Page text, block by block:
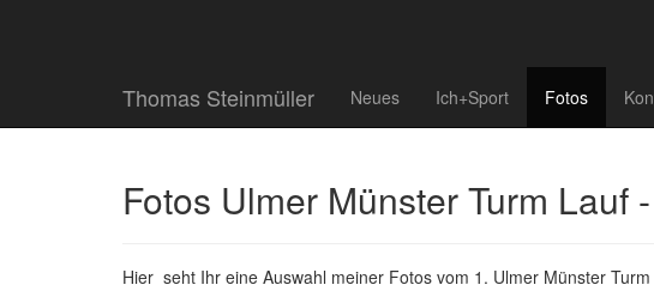
Thomas Steinmüller Neues Ich+Sport Fotos
Fotos Ulmer Münster Turm
Hier seht Ihr eine Auswahl meiner Fotos vom 1. Ulmer Münster